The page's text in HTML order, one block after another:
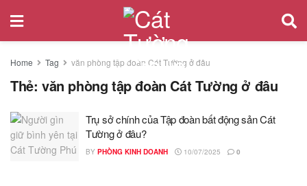
Home Tag văn phòng tập đoàn Cát Tường ở đâu
Thẻ: văn phòng tập đoàn Cát Tường ở đâu
Trụ sở chính của Tập đoàn bất động sản Cát
Tường ở đâu?
BY PHÒNG KINH DOANH 10/07/2025 0